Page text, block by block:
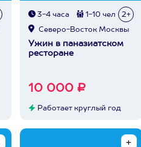
3-4 часа 1-10 чел 2+
Северо-Восток Москвы
Ужин в паназиатском
ресторане
10 000 ₽
Работает круглый год